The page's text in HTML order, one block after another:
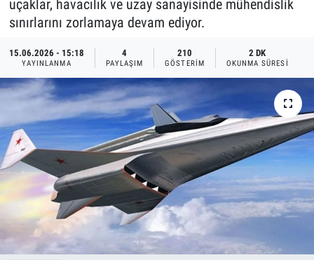
uçaklar, havacılık ve uzay sanayisinde mühendislik
sınırlarını zorlamaya devam ediyor.
15.06.2026 - 15:18
YAYINLANMA
4
PAYLAŞIM
210
GÖSTERIM
2 DK
OKUNMA SÜRESI